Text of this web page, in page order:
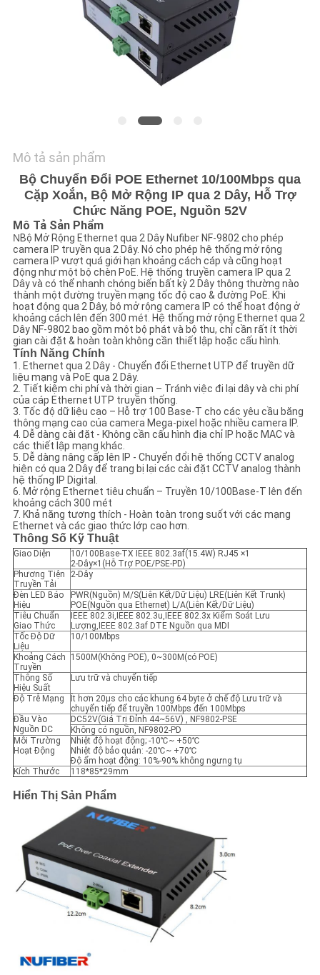
CẦU
BÁO
GIÁ
SƠ
ĐỒ
TRANG
WEB
CHÍNH
SÁCH
BẢO
MẬT
Mô tả sản phẩm
Bộ Chuyển Đổi POE Ethernet 10/100Mbps qua
Cặp Xoắn, Bộ Mở Rộng IP qua 2 Dây, Hỗ Trợ
Chức Năng POE, Nguồn 52V
Mô Tả Sản Phẩm
NBộ Mở Rộng Ethernet qua 2 Dây Nufiber NF-9802 cho phép
camera IP truyền qua 2 Dây. Nó cho phép hệ thống mở rộng
camera IP vượt quá giới hạn khoảng cách cáp và cũng hoạt
động như một bộ chèn PoE. Hệ thống truyền camera IP qua 2
Dây và có thể nhanh chóng biến bất kỳ 2 Dây thông thường nào
thành một đường truyền mạng tốc độ cao & đường PoE. Khi
hoạt động qua 2 Dây, bộ mở rộng camera IP có thể hoạt động ở
khoảng cách lên đến 300 mét. Hệ thống mở rộng Ethernet qua 2
Dây NF-9802 bao gồm một bộ phát và bộ thu, chỉ cần rất ít thời
gian cài đặt & hoàn toàn không cần thiết lập hoặc cấu hình.
Tính Năng Chính
1. Ethernet qua 2 Dây - Chuyển đổi Ethernet UTP để truyền dữ
liệu mạng và PoE qua 2 Dây.
2. Tiết kiệm chi phí và thời gian – Tránh việc đi lại dây và chi phí
của cáp Ethernet UTP truyền thống.
3. Tốc độ dữ liệu cao – Hỗ trợ 100 Base-T cho các yêu cầu băng
thông mạng cao của camera Mega-pixel hoặc nhiều camera IP.
4. Dễ dàng cài đặt - Không cần cấu hình địa chỉ IP hoặc MAC và
các thiết lập mạng khác.
5. Dễ dàng nâng cấp lên IP - Chuyển đổi hệ thống CCTV analog
hiện có qua 2 Dây để trang bị lại các cài đặt CCTV analog thành
hệ thống IP Digital.
6. Mở rộng Ethernet tiêu chuẩn – Truyền 10/100Base-T lên đến
khoảng cách 300 mét
7. Khả năng tương thích - Hoàn toàn trong suốt với các mạng
Ethernet và các giao thức lớp cao hơn.
Thông Số Kỹ Thuật
Giao Diện
10/100Base-TX IEEE 802.3af(15.4W) RJ45 ×1
2-Dây×1(Hỗ Trợ POE/PSE-PD)
Phương Tiện
Truyền Tải
2-Dây
Đèn LED Báo
Hiệu
PWR(Nguồn) M/S(Liên Kết/Dữ Liệu) LRE(Liên Kết Trunk)
POE(Nguồn qua Ethernet) L/A(Liên Kết/Dữ Liệu)
Tiêu Chuẩn
Giao Thức
IEEE 802.3i,IEEE 802.3u,IEEE 802.3x Kiểm Soát Lưu
Lượng,IEEE 802.3af DTE Nguồn qua MDI
Tốc Độ Dữ
Liệu
10/100Mbps
Khoảng Cách
Truyền
1500M(Không POE), 0~300M(có POE)
Thông Số
Hiệu Suất
Lưu trữ và chuyển tiếp
Độ Trễ Mạng
Ít hơn 20µs cho các khung 64 byte ở chế độ Lưu trữ và
chuyển tiếp để truyền 100Mbps đến 100Mbps
Đầu Vào
Nguồn DC
DC52V(Giá Trị Đỉnh 44~56V) , NF9802-PSE
Không có nguồn, NF9802-PD
Môi Trường
Hoạt Động
Nhiệt độ hoạt động; -10℃~ +50℃
Nhiệt độ bảo quản: -20℃~ +70℃
Độ ẩm hoạt động: 10%-90% không ngưng tụ
Kích Thước
118*85*29mm
Hiển Thị Sản Phẩm